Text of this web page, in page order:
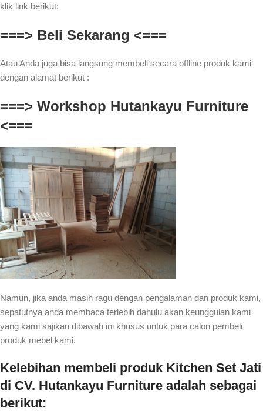
klik link berikut:
===> Beli Sekarang <===
Atau Anda juga bisa langsung membeli secara offline produk kami
dengan alamat berikut :
===> Workshop Hutankayu Furniture
<===
Namun, jika anda masih ragu dengan pengalaman dan produk kami,
sepatutnya anda membaca terlebih dahulu akan keunggulan kami
yang kami sajikan dibawah ini khusus untuk para calon pembeli
produk mebel kami.
Kelebihan membeli produk Kitchen Set Jati
di CV. Hutankayu Furniture adalah sebagai
berikut: